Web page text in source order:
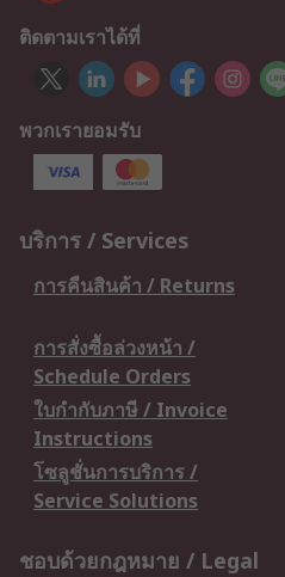
ติดตามเราได้ที่
พวกเรายอมรับ
บริการ / Services
การคืนสินค้า / Returns
การสั่งซื้อล่วงหน้า /
Schedule Orders
ใบกำกับภาษี / Invoice
Instructions
โซลูชั่นการบริการ /
Service Solutions
ชอบด้วยกฎหมาย / Legal